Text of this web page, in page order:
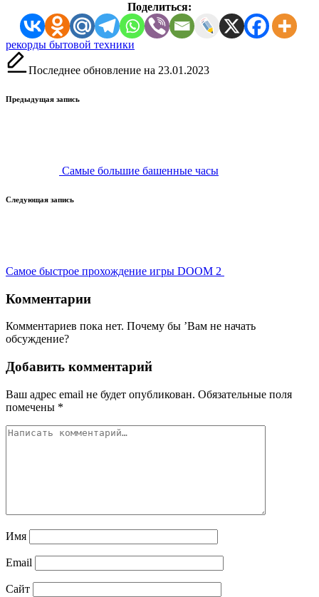
Поделиться:
Метки:
рекорды бытовой техники
Последнее обновление на 23.01.2023
Навигация
Предыдущая запись
Самые большие башенные часы
Следующая запись
Самое быстрое прохождение игры DOOM 2
Комментарии
Комментариев пока нет. Почему бы ’Вам не начать
обсуждение?
Добавить комментарий
Ваш адрес email не будет опубликован. Обязательные поля
помечены *
Имя
Email
Сайт